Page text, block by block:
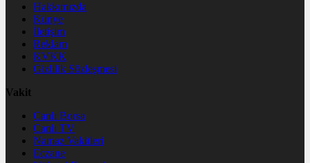
Hakkımızda
Künye
İletişim
Reklam
KVKK
Gizlilik Sözleşmesi
Vakit
Canlı Borsa
Canlı TV
Namaz Vakitleri
Eczane